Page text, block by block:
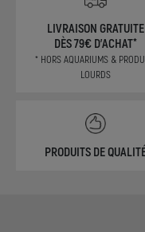
LIVRAISON GRATUITE
DÈS 79€ D'ACHAT*
* HORS AQUARIUMS &
LOURDS
PRODUITS DE